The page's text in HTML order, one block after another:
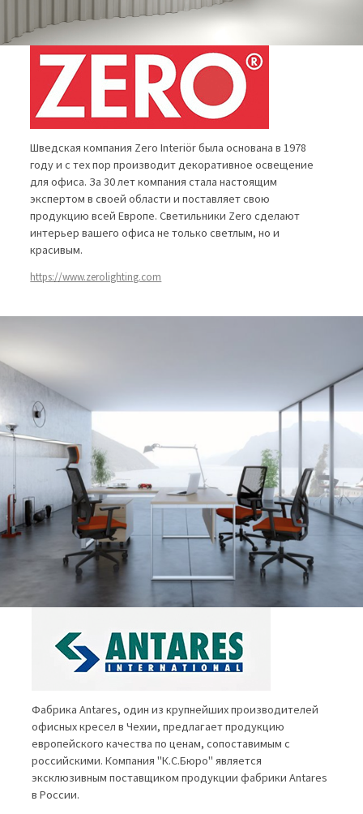
Шведская компания Zero Interiör была основана в 1978
году и с тех пор производит декоративное освещение
для офиса. За 30 лет компания стала настоящим
экспертом в своей области и поставляет свою
продукцию всей Европе. Светильники Zero сделают
интерьер вашего офиса не только светлым, но и
красивым.
https://www.zerolighting.com
Фабрика Antares, один из крупнейших производителей
офисных кресел в Чехии, предлагает продукцию
европейского качества по ценам, сопоставимым с
российскими. Компания "К.С.Бюро" является
эксклюзивным поставщиком продукции фабрики Antares
в России.